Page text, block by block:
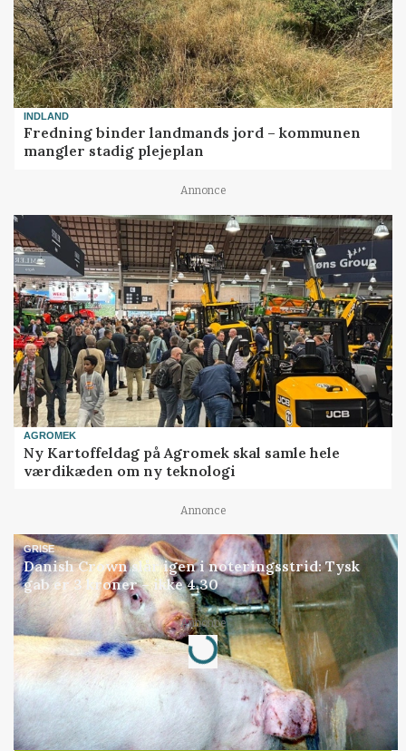
INDLAND
Fredning binder landmands jord – kommunen
mangler stadig plejeplan
Annonce
AGROMEK
Ny Kartoffeldag på Agromek skal samle hele
værdikæden om ny teknologi
Annonce
GRISE
Danish Crown slår igen i noteringsstrid: Tysk
gab er 3 kroner – ikke 4,30
Annonce
Loading...
Jobs